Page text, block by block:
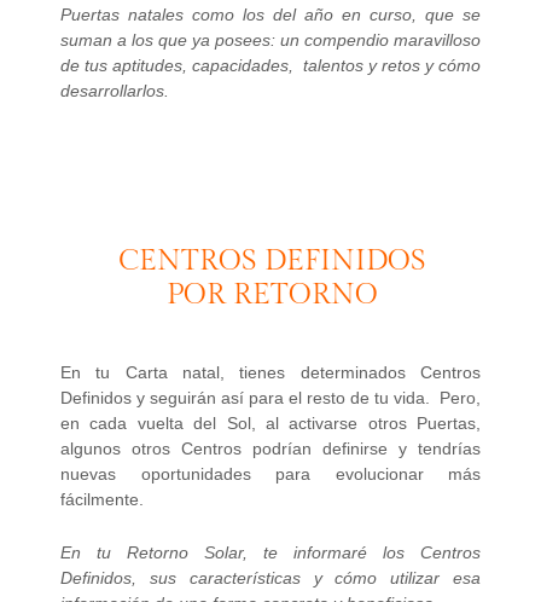
Puertas natales como los del año en curso, que se
suman a los que ya posees: un compendio maravilloso
de tus aptitudes, capacidades, talentos y retos y cómo
desarrollarlos.
CENTROS DEFINIDOS
POR RETORNO
En tu Carta natal, tienes determinados Centros
Definidos y seguirán así para el resto de tu vida. Pero,
en cada vuelta del Sol, al activarse otros Puertas,
algunos otros Centros podrían definirse y tendrías
nuevas oportunidades para evolucionar más
fácilmente.
En tu Retorno Solar, te informaré los Centros
Definidos, sus características y cómo utilizar esa